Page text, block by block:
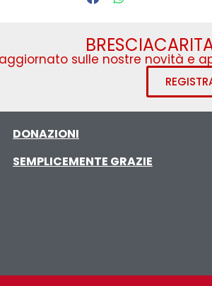
sulle nostre novità e
DONAZIONI
SEMPLICEMENTE GRAZIE